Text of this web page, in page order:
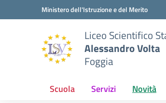
Vai ai contenuti
Vai al menu di navigazioneMinistero dell'Istruzione e del Merito
Liceo Scientifico
Alessandro Volta
Foggia
Scuola Servizi Novità